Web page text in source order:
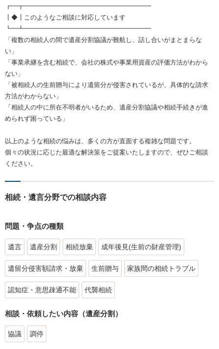
┏━┳━━━━━━━━━━━━━━━━━━━━
┃◆┃このようなご相談に対応しています
┗━┻━━━━━━━━━━━━━━━━━━━━
「複数の相続人の間で遺産分割協議が難航し、話し合いがまとまらな
い」
「事業承継を含む相続で、会社の株式や事業用資産の評価方法がわから
ない」
「被相続人の生前贈与により遺留分が侵害されているが、具体的な請求
方法がわからない」
「相続人の中に所在不明者がいるため、遺産分割協議や相続手続きが進
められず困っている」
以上のような相続の悩みは、多くの方が直面する複雑な問題です。
個々の状況に応じた最適な解決策をご提案いたしますので、ぜひご相談
ください。
相続・遺言分野での相談内容
問題・争点の種類
遺言 遺産分割 相続放棄 成年後見(生前の財産管理)
遺留分侵害額請求・放棄 生前贈与 家族間の相続トラブル
認知症・意思疎通不能 代襲相続
相談・依頼したい内容（遺産分割）
協議 調停